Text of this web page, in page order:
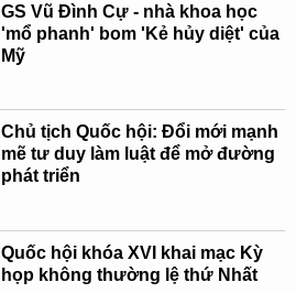
GS Vũ Đình Cự - nhà khoa học
'mổ phanh' bom 'Kẻ hủy diệt' của
Mỹ
Chủ tịch Quốc hội: Đổi mới mạnh
mẽ tư duy làm luật để mở đường
phát triển
Quốc hội khóa XVI khai mạc Kỳ
họp không thường lệ thứ Nhất